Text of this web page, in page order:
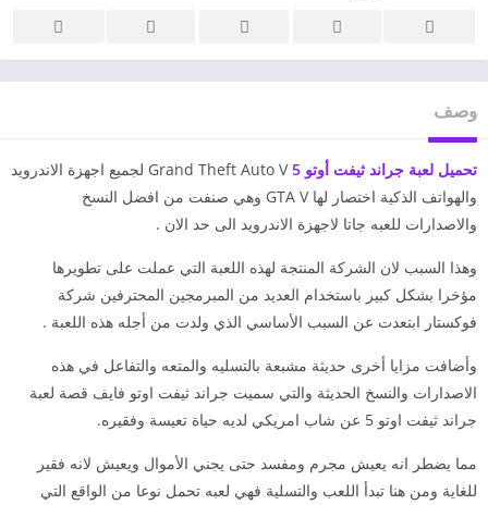
وصف
تحميل لعبة جراند ثيفت أوتو 5
Grand Theft Auto V لجميع اجهزة الاندرويد
والهواتف الذكية اختصار لها GTA V وهي صنفت من افضل النسخ
والاصدارات للعبه جاتا لاجهزة الاندرويد الى حد الان .
وهذا السبب لان الشركة المنتجة لهذه اللعبة التي عملت على تطويرها
مؤخرا بشكل كبير باستخدام العديد من المبرمجين المحترفين شركة
فوكستار ابتعدت عن السبب الأساسي الذي ولدت من أجله هذه اللعبة .
وأضافت مزايا أخرى حديثة مشبعة بالتسليه والمتعه والتفاعل في هذه
الاصدارات والنسخ الحديثة والتي سميت جراند ثيفت اوتو فايف قصة لعبة
جراند ثيفت اوتو 5 عن شاب امريكي لديه حياة تعيسة وفقيره.
مما يضطر انه يعيش مجرم ومفسد حتى يجني الأموال ويعيش لانه فقير
للغاية ومن هنا تبدأ اللعب والتسلية فهي لعبه تحمل نوعا من الواقع التي